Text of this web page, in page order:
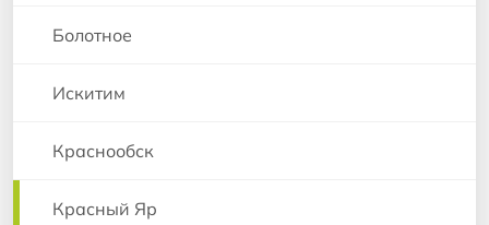
Болотное
Искитим
Краснообск
Красный Яр